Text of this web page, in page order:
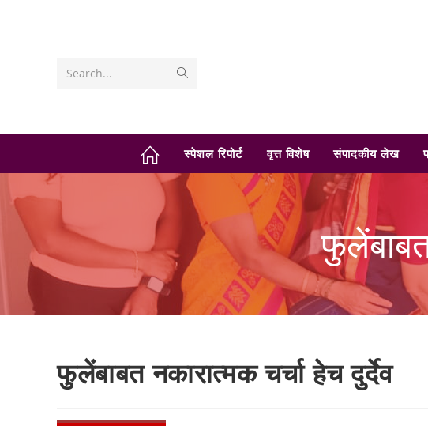
Search...
स्पेशल रिपोर्ट वृत्त विशेष संपादकीय लेख
फुलेंबाबत नकारात्मक चर्चा हेच दुर्देव